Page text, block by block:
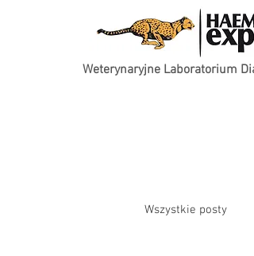
Weterynaryjne Laboratorium
Wszystkie posty